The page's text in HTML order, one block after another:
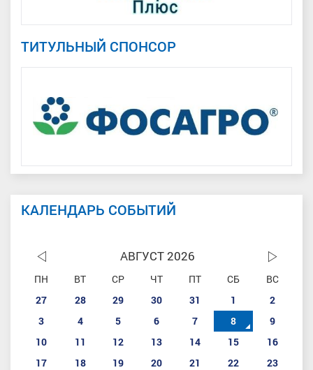
ТИТУЛЬНЫЙ СПОНСОР
КАЛЕНДАРЬ СОБЫТИЙ
АВГУСТ 2026
ПН ВТ СР ЧТ ПТ СБ
ВС
27
28 29 30 31 1
2
3
4 5 6 7 8
9
10
11 12 13 14 15
16
17
18 19 20 21 22
23